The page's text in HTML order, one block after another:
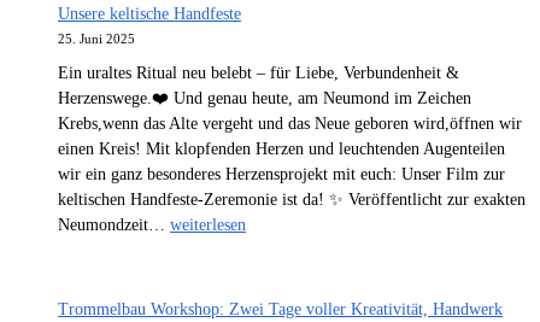
Unsere keltische Handfeste
25. Juni 2025
Ein uraltes Ritual neu belebt – für Liebe, Verbundenheit &
Herzenswege.❤️ Und genau heute, am Neumond im Zeichen
Krebs,wenn das Alte vergeht und das Neue geboren wird,öffnen wir
einen Kreis! Mit klopfenden Herzen und leuchtenden Augenteilen
wir ein ganz besonderes Herzensprojekt mit euch: Unser Film zur
keltischen Handfeste-Zeremonie ist da! ✨ Veröffentlicht zur exakten
Neumondzeit… Unsere
weiterlesen
Trommelbau Workshop: Zwei Tage voller Kreativität, Handwerk